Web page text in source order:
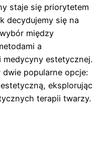
staje się priorytetem
decydujemy się na
między
a
medycyny estetycznej.
popularne opcje:
eksplorując
terapii twarzy.